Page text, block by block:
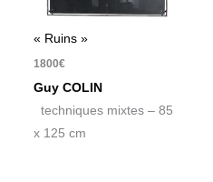
« Ruins »
1800€
Guy COLIN
techniques mixtes – 85
x 125 cm